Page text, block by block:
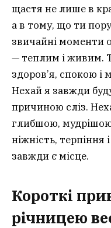
щастя не лише в
а в тому, що ти
звичайні моменти
— теплим і живим.
здоров’я, спокою і
Нехай я завжди
причиною сліз.
глибшою, мудрішою
ніжність, терпіння
завжди є місце.
Короткі
річницею